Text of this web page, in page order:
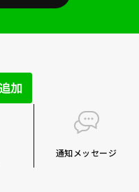
通知メッセージ